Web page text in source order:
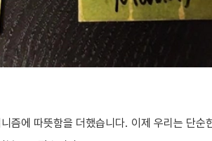
즘에 따뜻함을 더했습니다. 이제 우리는 단순